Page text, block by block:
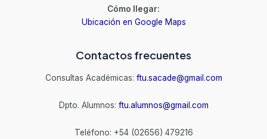
Cómo llegar:
Ubicación en Google Maps
Contactos frecuentes
Consultas Académicas: ftu.sacade@gmail.com
Dpto. Alumnos: ftu.alumnos@gmail.com
Teléfono: +54 (02656) 479216